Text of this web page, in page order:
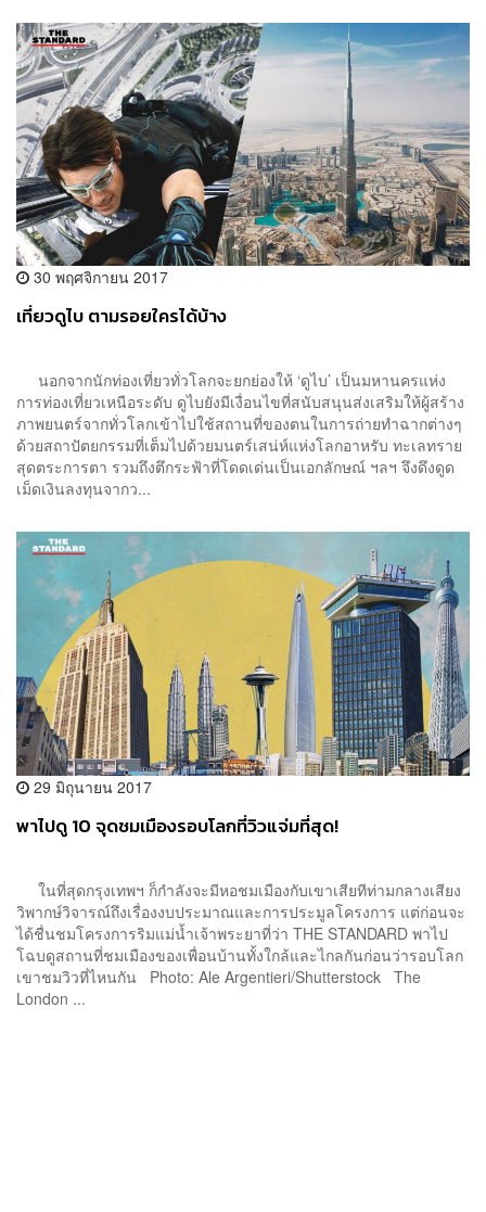
30 พฤศจิกายน 2017
เที่ยวดูไบ ตามรอยใครได้บ้าง
นอกจากนักท่องเที่ยวทั่วโลกจะยกย่องให้ ‘ดูไบ’ เป็นมหานครแห่ง
การท่องเที่ยวเหนือระดับ ดูไบยังมีเงื่อนไขที่สนับสนุนส่งเสริมให้ผู้สร้าง
ภาพยนตร์จากทั่วโลกเข้าไปใช้สถานที่ของตนในการถ่ายทำฉากต่างๆ
ด้วยสถาปัตยกรรมที่เต็มไปด้วยมนตร์เสน่ห์แห่งโลกอาหรับ ทะเลทราย
สุดตระการตา รวมถึงตึกระฟ้าที่โดดเด่นเป็นเอกลักษณ์ ฯลฯ จึงดึงดูด
เม็ดเงินลงทุนจากว...
29 มิถุนายน 2017
พาไปดู 10 จุดชมเมืองรอบโลกที่วิวแจ่มที่สุด!
ในที่สุดกรุงเทพฯ ก็กำลังจะมีหอชมเมืองกับเขาเสียทีท่ามกลางเสียง
วิพากษ์วิจารณ์ถึงเรื่องงบประมาณและการประมูลโครงการ แต่ก่อนจะ
ได้ชื่นชมโครงการริมแม่น้ำเจ้าพระยาที่ว่า THE STANDARD พาไป
โฉบดูสถานที่ชมเมืองของเพื่อนบ้านทั้งใกล้และไกลกันก่อนว่ารอบโลก
เขาชมวิวที่ไหนกัน Photo: Ale Argentieri/Shutterstock The
London ...